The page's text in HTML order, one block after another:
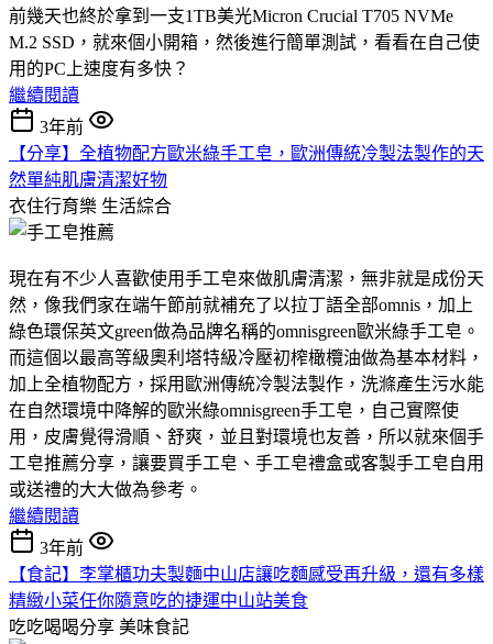
前幾天也終於拿到一支1TB美光Micron Crucial T705 NVMe
M.2 SSD，就來個小開箱，然後進行簡單測試，看看在自己使
用的PC上速度有多快？
繼續閱讀
3年前
【分享】全植物配方歐米綠手工皂，歐洲傳統冷製法製作的天
然單純肌膚清潔好物
衣住行育樂 生活綜合
現在有不少人喜歡使用手工皂來做肌膚清潔，無非就是成份天
然，像我們家在端午節前就補充了以拉丁語全部omnis，加上
綠色環保英文green做為品牌名稱的omnisgreen歐米綠手工皂。
而這個以最高等級奧利塔特級冷壓初榨橄欖油做為基本材料，
加上全植物配方，採用歐洲傳統冷製法製作，洗滌產生污水能
在自然環境中降解的歐米綠omnisgreen手工皂，自己實際使
用，皮膚覺得滑順、舒爽，並且對環境也友善，所以就來個手
工皂推薦分享，讓要買手工皂、手工皂禮盒或客製手工皂自用
或送禮的大大做為參考。
繼續閱讀
3年前
【食記】李掌櫃功夫製麵中山店讓吃麵感受再升級，還有多樣
精緻小菜任你隨意吃的捷運中山站美食
吃吃喝喝分享 美味食記